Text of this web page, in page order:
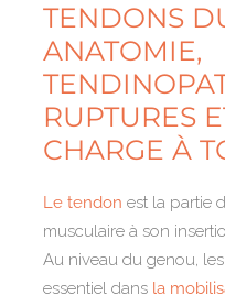
TENDONS
ANATOMIE,
RUPTURES
CHARGE À
Le tendon est la partie
musculaire à son
Au niveau du genou,
essentiel dans la